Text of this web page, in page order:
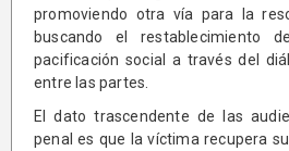
promoviendo otra vía para la
buscando el restablecimiento
pacificación social a través del
entre las partes.
El dato trascendente de las
penal es que la víctima recupera